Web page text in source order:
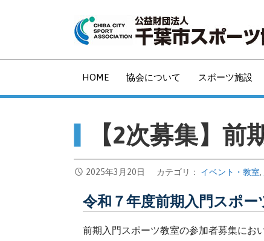
ン
へ
HOME 協会について スポーツ施設
【2次募集】前
2025年3月20日 カテゴリ： イベント・教室,
令和７年度前期入門ス
前期入門スポーツ教室の参加者募集にお